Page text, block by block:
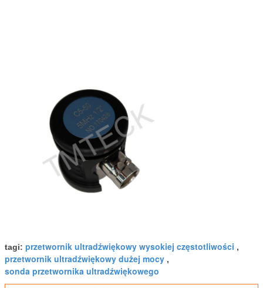
tagi: przetwornik ultradźwiękowy wysokiej częstotliwości ,
przetwornik ultradźwiękowy dużej mocy ,
sonda przetwornika ultradźwiękowego